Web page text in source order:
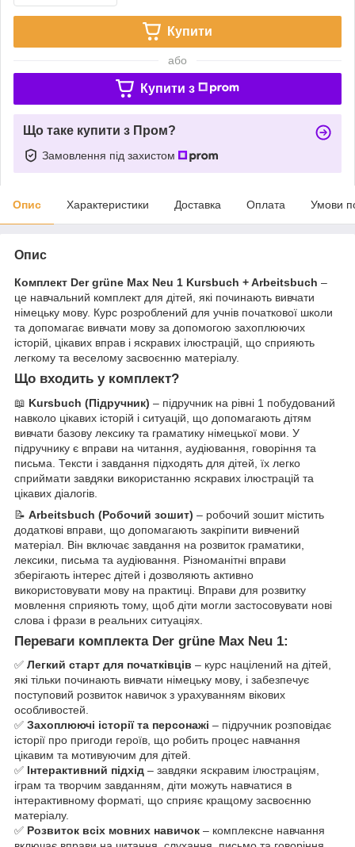
Купити
або
Купити з
Що таке купити з Пром?
Замовлення під захистом
Опис Характеристики Доставка Оплата Умови
Опис
Комплект Der grüne Max Neu 1 Kursbuch + Arbeitsbuch –
це навчальний комплект для дітей, які починають вивчати
німецьку мову. Курс розроблений для учнів початкової школи
та допомагає вивчати мову за допомогою захоплюючих
історій, цікавих вправ і яскравих ілюстрацій, що сприяють
легкому та веселому засвоєнню матеріалу.
Що входить у комплект?
📖 Kursbuch (Підручник) – підручник на рівні 1 побудований
навколо цікавих історій і ситуацій, що допомагають дітям
вивчати базову лексику та граматику німецької мови. У
підручнику є вправи на читання, аудіювання, говоріння та
письма. Тексти і завдання підходять для дітей, їх легко
сприймати завдяки використанню яскравих ілюстрацій та
цікавих діалогів.
📝 Arbeitsbuch (Робочий зошит) – робочий зошит містить
додаткові вправи, що допомагають закріпити вивчений
матеріал. Він включає завдання на розвиток граматики,
лексики, письма та аудіювання. Різноманітні вправи
зберігають інтерес дітей і дозволяють активно
використовувати мову на практиці. Вправи для розвитку
мовлення сприяють тому, щоб діти могли застосовувати нові
слова і фрази в реальних ситуаціях.
Переваги комплекта Der grüne Max Neu 1:
✅ Легкий старт для початківців – курс націлений на дітей,
які тільки починають вивчати німецьку мову, і забезпечує
поступовий розвиток навичок з урахуванням вікових
особливостей.
✅ Захоплюючі історії та персонажі – підручник розповідає
історії про пригоди героїв, що робить процес навчання
цікавим та мотивуючим для дітей.
✅ Інтерактивний підхід – завдяки яскравим ілюстраціям,
іграм та творчим завданням, діти можуть навчатися в
інтерактивному форматі, що сприяє кращому засвоєнню
матеріалу.
✅ Розвиток всіх мовних навичок – комплексне навчання